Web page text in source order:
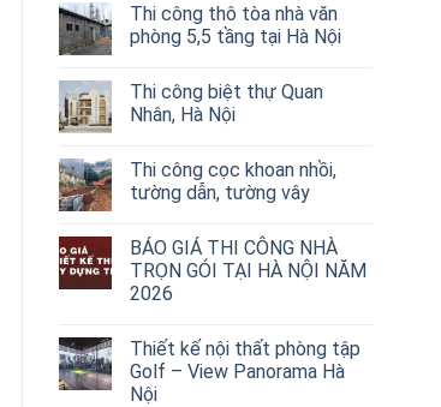
Thi công thô tòa nhà văn
phòng 5,5 tầng tại Hà Nội
Thi công biệt thự Quan
Nhân, Hà Nội
Thi công cọc khoan nhồi,
tường dẫn, tường vây
BÁO GIÁ THI CÔNG NHÀ
TRỌN GÓI TẠI HÀ NỘI NĂM
2026
Thiết kế nội thất phòng tập
Golf – View Panorama Hà
Nội